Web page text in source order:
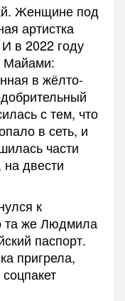
Женщине под
артистка
в 2022 году
Майами:
в жёлто-
с тем, что
в сеть, и
части
двести
к
та же Людмила
паспорт.
пригрела,